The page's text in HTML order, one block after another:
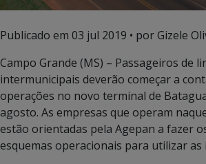
Publicado em 03 jul 2019 • por Gizele
Campo Grande (MS) – Passageiros de
intermunicipais deverão começar a
operações no novo terminal de
agosto. As empresas que operam
estão orientadas pela Agepan a fazer
esquemas operacionais para utilizar as